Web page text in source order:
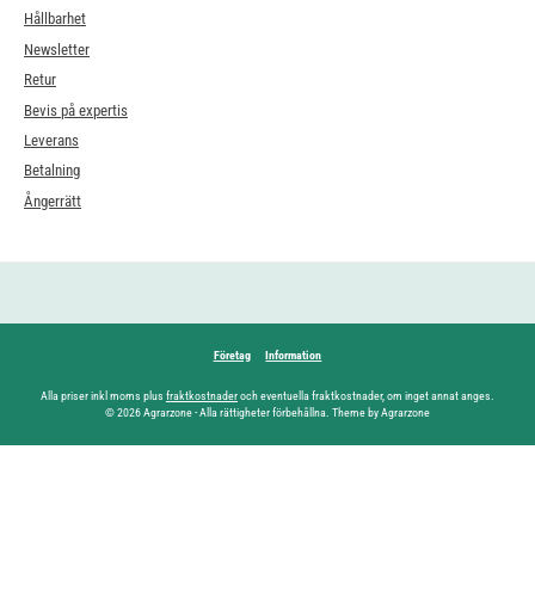
Hållbarhet
Newsletter
Retur
Bevis på expertis
Leverans
Betalning
Ångerrätt
Företag Information
Alla priser inkl moms plus fraktkostnaderoch eventuella fraktkostnader, om inget annat anges.
© 2026 Agrarzone - Alla rättigheter förbehållna. Theme by Agrarzone